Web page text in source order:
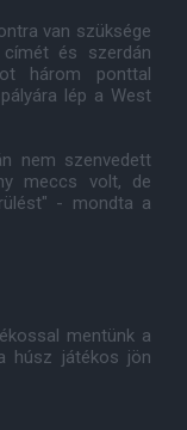
van szüksége
és szerdán
három ponttal
lép a West
nem szenvedett
meccs volt, de
- mondta a
mentünk a
húsz játékos jön